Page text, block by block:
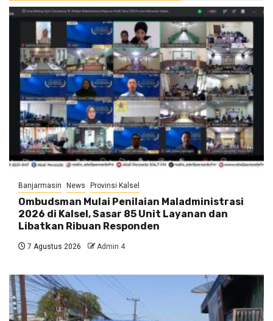
Banjarmasin News Provinsi Kalsel
Ombudsman Mulai Penilaian Maladministrasi
2026 di Kalsel, Sasar 85 Unit Layanan dan
Libatkan Ribuan Responden
7 Agustus 2026 Admin 4